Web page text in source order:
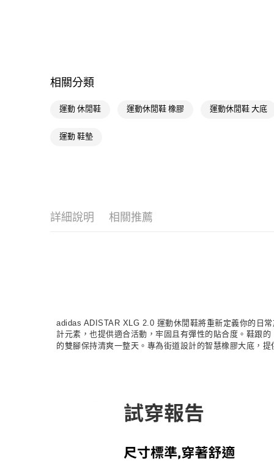
相關分類
運動 休閒鞋 運動休閒鞋 橡膠 運動休閒鞋 大底
運動 鞋墊
詳細說明 相關推薦
adidas ADISTAR XLG 2.0 運動休閒鞋將重新定義你的日
計元素，也提供適合活動，牢固且有彈性的貼合度。鞋跟
的雙腳保持清爽一整天。專為街道設計的智慧橡膠大底，